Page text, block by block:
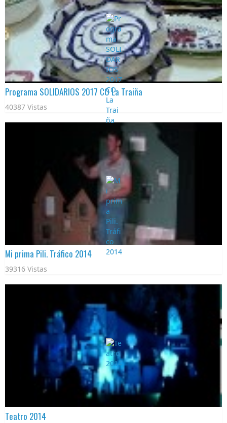
Programa SOLIDARIOS 2017 CO La Traiña
40387 Vistas
Mi prima Pili. Tráfico 2014
39316 Vistas
Teatro 2014